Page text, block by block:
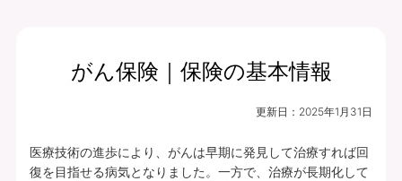
月払保険料 保険期間
プランの中身を見る
がん保険｜保険の基本情報
更新日： 2025年1月31日
医療技術の進歩により、がんは早期に発見して治療すれば回
復を目指せる病気となりました。一方で、治療が長期化して